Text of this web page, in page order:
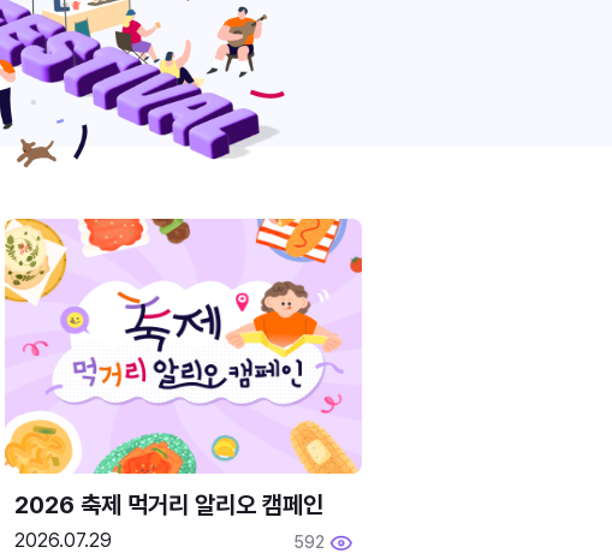
2026 축제 먹거리 알리오 캠페인
2026.07.29 592